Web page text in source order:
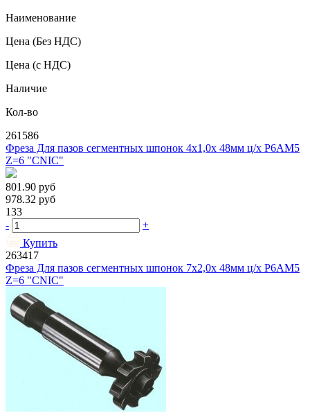
Наименование
Цена (Без НДС)
Цена (с НДС)
Наличие
Кол-во
261586
Фреза Для пазов сегментных шпонок 4х1,0х 48мм ц/х Р6АМ5
Z=6 "CNIC"
801.90 руб
978.32 руб
133
-
+
Купить
263417
Фреза Для пазов сегментных шпонок 7х2,0х 48мм ц/х Р6АМ5
Z=6 "CNIC"